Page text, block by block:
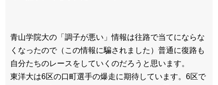
青山学院大の「調子が悪い」情報は往路で当てにならな
くなったので（この情報に騙されました）普通に復路も
自分たちのレースをしていくのだろうと思います。
東洋大は6区の口町選手の爆走に期待しています。6区で